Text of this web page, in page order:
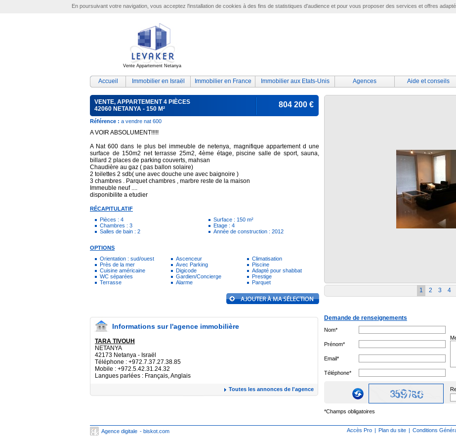
En poursuivant votre navigation, vous acceptez l'installation de cookies à des fins de statistiques d'audience et pour vous proposer des services et offres
Vente Appartement Netanya
Accueil Immobilier en Israël Immobilier en France Immobilier aux Etats-Unis Agences Aide et conseils
VENTE, APPARTEMENT 4 PIÈCES
42060 NETANYA - 150 M²
804 200 €
Référence : a vendre nat 600
A VOIR ABSOLUMENT!!!!!
A Nat 600 dans le plus bel immeuble de netenya, magnifique appartement d une
surface de 150m2 net terrasse 25m2, 4ème étage, piscine salle de sport, sauna,
billard 2 places de parking couverts, mahsan
Chaudière au gaz ( pas ballon solaire)
2 toilettes 2 sdb( une avec douche une avec baignoire )
3 chambres . Parquet chambres , marbre reste de la maison
Immeuble neuf ....
disponibilite a etudier
RÉCAPITULATIF
Pièces : 4
Chambres : 3
Salles de bain : 2
Surface : 150 m²
Etage : 4
Année de construction : 2012
OPTIONS
Orientation : sud/ouest
Près de la mer
Cuisine américaine
WC séparées
Terrasse
Ascenceur
Avec Parking
Digicode
Gardien/Concierge
Alarme
Climatisation
Piscine
Adapté pour shabbat
Prestige
Parquet
1 2 3 4
Informations sur l'agence immobilière
TARA TIVOUH
NETANYA
42173 Netanya - Israël
Téléphone : +972.7.37.27.38.85
Mobile : +972.5.42.31.24.32
Langues parlées : Français, Anglais
Toutes les annonces de l'agence
Demande de renseignements
Nom*
Prénom*
Email*
Téléphone*
*Champs obligatoires
Agence digitale - biskot.com Accès Pro | Plan du site | Conditions